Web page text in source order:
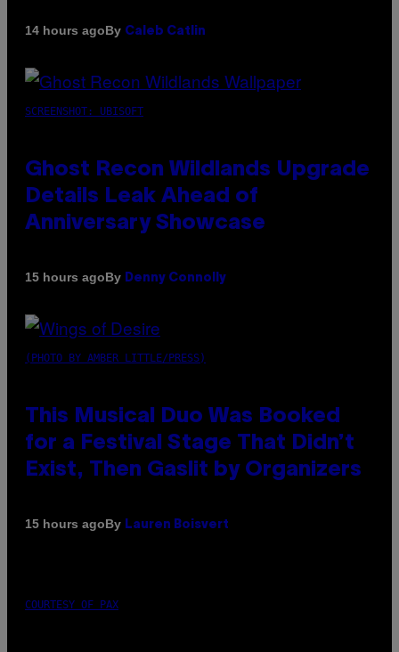
14 hours agoBy Caleb Catlin
SCREENSHOT: UBISOFT
Ghost Recon Wildlands Upgrade
Details Leak Ahead of
Anniversary Showcase
15 hours agoBy Denny Connolly
(PHOTO BY AMBER LITTLE/PRESS)
This Musical Duo Was Booked
for a Festival Stage That Didn’t
Exist, Then Gaslit by Organizers
15 hours agoBy Lauren Boisvert
COURTESY OF PAX